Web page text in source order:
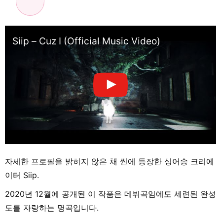
Siip – Cuz I (Official Music Video)
자세한 프로필을 밝히지 않은 채 씬에 등장한 싱어송 크리에
이터 Siip.
2020년 12월에 공개된 이 작품은 데뷔곡임에도 세련된 완성
도를 자랑하는 명곡입니다.